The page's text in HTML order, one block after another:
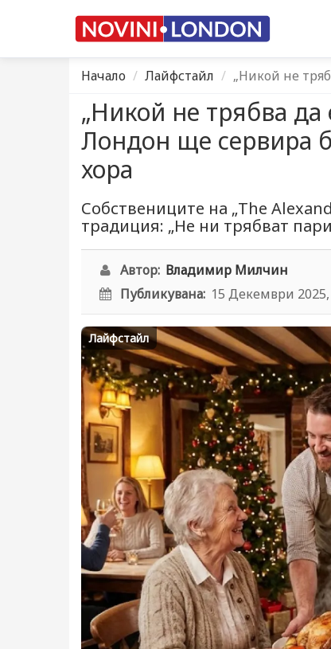
Начало Лайфстайл „Никой не
„Никой не трябва
Лондон ще сервира
хора
Собствениците на „The
традиция: „Не ни трябват
Автор: Владимир Милчин
Публикувана: 15 Декември 2025,
Лайфстайл